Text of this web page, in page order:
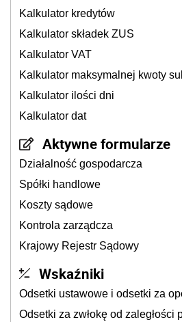
Kalkulator kredytów
Kalkulator składek ZUS
Kalkulator VAT
Kalkulator maksymalnej kwoty
Kalkulator ilości dni
Kalkulator dat
Aktywne formularze
Działalność gospodarcza
Spółki handlowe
Koszty sądowe
Kontrola zarządcza
Krajowy Rejestr Sądowy
Wskaźniki
Odsetki ustawowe i odsetki za
Odsetki za zwłokę od zaległości